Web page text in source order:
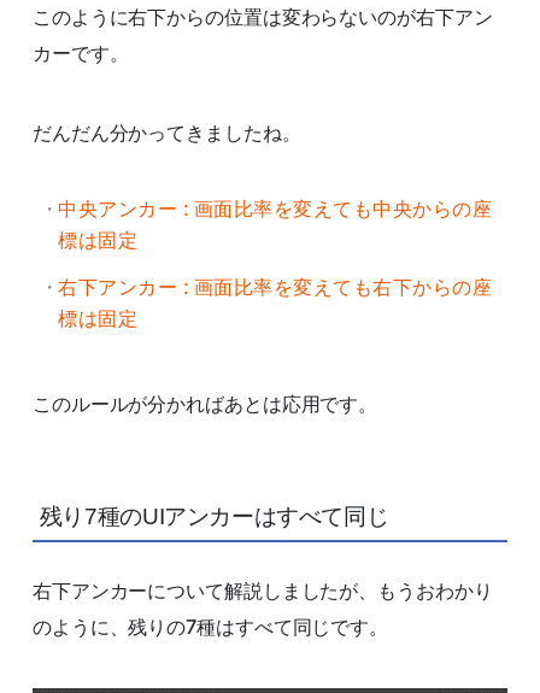
このように右下からの位置は変わらないのが右下アン
カーです。
だんだん分かってきましたね。
中央アンカー : 画面比率を変えても中央からの座
標は固定
右下アンカー : 画面比率を変えても右下からの座
標は固定
このルールが分かればあとは応用です。
残り7種のUIアンカーはすべて同じ
右下アンカーについて解説しましたが、もうおわかり
のように、残りの7種はすべて同じです。